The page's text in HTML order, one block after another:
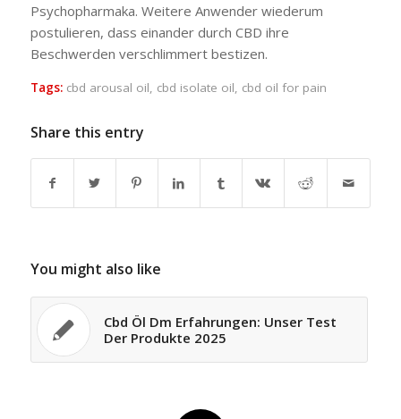
Psychopharmaka. Weitere Anwender wiederum
postulieren, dass einander durch CBD ihre
Beschwerden verschlimmert bestizen.
Tags: cbd arousal oil cbd isolate oil cbd oil for pain
Share this entry
You might also like
Cbd Öl Dm Erfahrungen: Unser Test
Der Produkte 2025